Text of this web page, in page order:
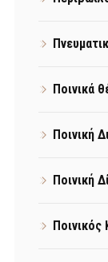
Ποινικά
Ποινική
Ποινική